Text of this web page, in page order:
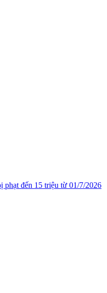
phạt đến 15 triệu từ 01/7/2026